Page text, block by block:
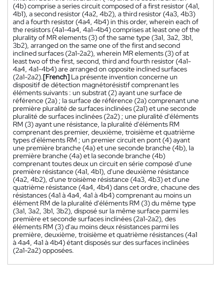
(4b) comprise a series circuit composed of a first resistor (4a1,
4b1), a second resistor (4a2, 4b2), a third resistor (4a3, 4b3)
and a fourth resistor (4a4, 4b4) in this order, wherein each of
the resistors (4a1-4a4, 4a1-4b4) comprises at least one of the
plurality of MR elements (3) of the same type (3a1, 3a2, 3b1,
3b2), arranged on the same one of the first and second
inclined surfaces (2a1-2a2), wherein MR elements (3) of at
least two of the first, second, third and fourth resistor (4a1-
4a4, 4a1-4b4) are arranged on opposite inclined surfaces
(2a1-2a2).[French] La présente invention concerne un
dispositif de détection magnétorésistif comprenant les
éléments suivants : un substrat (2) ayant une surface de
référence (2a) ; la surface de référence (2a) comprenant une
première pluralité de surfaces inclinées (2a1) et une seconde
pluralité de surfaces inclinées (2a2) ; une pluralité d'éléments
RM (3) ayant une résistance, la pluralité d'éléments RM
comprenant des premier, deuxième, troisième et quatrième
types d'éléments RM ; un premier circuit en pont (4) ayant
une première branche (4a) et une seconde branche (4b), la
première branche (4a) et la seconde branche (4b)
comprenant toutes deux un circuit en série composé d'une
première résistance (4a1, 4b1), d'une deuxième résistance
(4a2, 4b2), d'une troisième résistance (4a3, 4b3) et d'une
quatrième résistance (4a4, 4b4) dans cet ordre, chacune des
résistances (4a1 à 4a4, 4a1 à 4b4) comprenant au moins un
élément RM de la pluralité d'éléments RM (3) du même type
(3a1, 3a2, 3b1, 3b2), disposé sur la même surface parmi les
première et seconde surfaces inclinées (2a1-2a2), des
éléments RM (3) d'au moins deux résistances parmi les
première, deuxième, troisième et quatrième résistances (4a1
à 4a4, 4a1 à 4b4) étant disposés sur des surfaces inclinées
(2a1-2a2) opposées.